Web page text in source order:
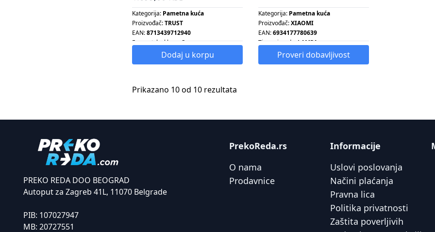
Kategorija: Pametna kuća
Proizvođač:TRUST
EAN:8713439712940
Energetska klasa:C
Energetska klasa:A+
Snaga:
Dodaj u korpu
Kategorija: Pametna kuća
Proizvođač:XIAOMI
EAN:6934177780639
Tip proizvoda:LAMPA
Proveri dobavljivost
Prikazano 10 od 10 rezultata
PREKO REDA DOO BEOGRAD
Autoput za Zagreb 41L, 11070 Belgrade
PIB: 107027947
MB: 20727551
PrekoReda.rs
O nama
Prodavnice
Informacije
Uslovi poslovanja
Načini plaćanja
Pravna lica
Politika privatnosti
Zaštita poverljivih